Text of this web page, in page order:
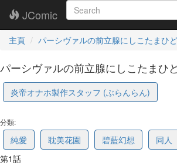
JComic
主頁 パーシヴァルの前立腺にしこたまひ
パーシヴァルの前立腺にしこたまひ
炎帝オナホ製作スタッフ (ぶらんらん)
分類:
純愛 耽美花園 碧藍幻想 同人
第1話